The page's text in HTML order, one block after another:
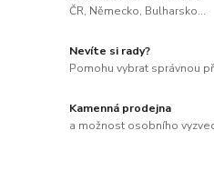
ČR, Německo, Bulharsko...
Nevíte si rady?
Pomohu vybrat správnou
Kamenná prodejna
a možnost osobního